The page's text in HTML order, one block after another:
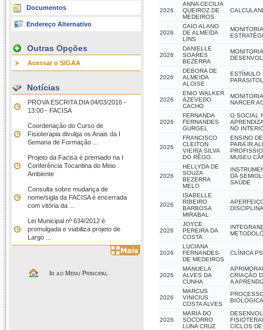
Documentos
Endereço Alternativo
Outras Opções
Acessar o SIGAA
Notícias
PROVA ESCRITA DIA 04/03/2016 -
13:00 - FACISA
Coordenação do Curso de
Fisioterapia divulga os Anais da I
Semana de Formação ...
Projeto da Facisa é premiado na I
Conferência Tocantina do Meio
Ambiente
Consulta sobre mudança de
nome/sigla da FACISA é encerrada
com vitória da ...
Lei Municipal nº 634/2012 é
promulgada e viabiliza projeto de
Largo ...
Ir ao Menu Principal
2026
ANNA CECILIA
QUEIROZ DE
MEDEIROS
2026
CAIO ALANO
DE ALMEIDA
LINS
2026
DANIELLE
SOARES
BEZERRA
2026
DEBORA DE
ALMEIDA
ALOISE
ESTÍMULO
2026
ENIO WALKER
AZEVEDO
CACHO
NARCER
2026
FERNANDA
FERNANDES
GURGEL
O SOCIAL
NO
2026
FRANCISCO
CLEITON
VIEIRA SILVA
DO RÊGO
ENSINO
PARA IR
MUSEU
2026
HELLYDA DE
SOUZA
BEZERRA
MELO
DA
SAÚDE
2026
ISABELLE
RIBEIRO
BARBOSA
MIRABAL
2026
JOYCE
PEREIRA DA
COSTA
2026
LUCIANA
FERNANDES
DE MEDEIROS
CLÍNICA
2026
MANUELA
ALVES DA
CUNHA
CRIAÇÃO
A
2026
MARCUS
VINICIUS
COSTA ALVES
2026
MARIA DO
SOCORRO
LUNA CRUZ
CICLOS